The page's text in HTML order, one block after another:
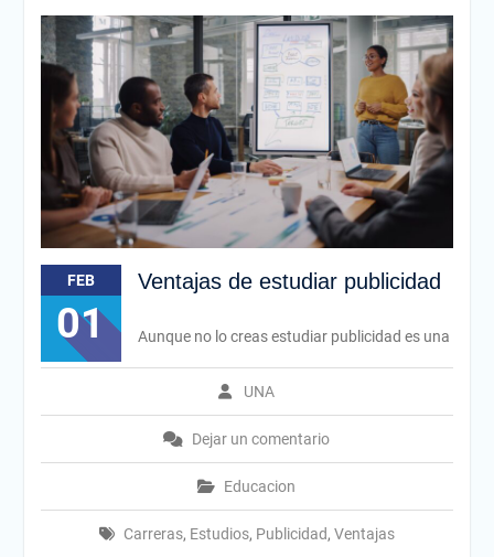
FEB
01
Ventajas de estudiar publicidad
UNA
Dejar un comentario
Educacion
Carreras, Estudios, Publicidad, Ventajas
Aunque no lo creas estudiar publicidad es una